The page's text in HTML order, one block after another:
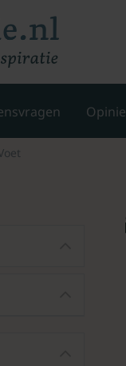
Opinie